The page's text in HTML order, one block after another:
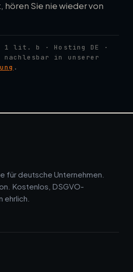
hören Sie nie wieder von
1 lit. b · Hosting DE ·
nachlesbar in unserer
.
für deutsche Unternehmen.
Kostenlos, DSGVO-
ehrlich.